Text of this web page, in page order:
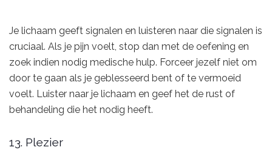
Je lichaam geeft signalen en luisteren naar die signalen is
cruciaal. Als je pijn voelt, stop dan met de oefening en
zoek indien nodig medische hulp. Forceer jezelf niet om
door te gaan als je geblesseerd bent of te vermoeid
voelt. Luister naar je lichaam en geef het de rust of
behandeling die het nodig heeft.
13. Plezier